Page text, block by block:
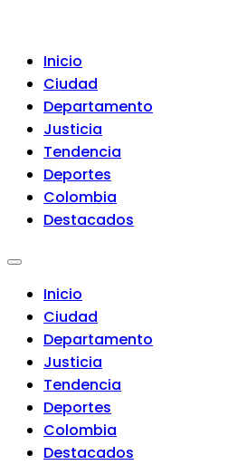
Inicio
Ciudad
Departamento
Justicia
Tendencia
Deportes
Colombia
Destacados
Inicio
Ciudad
Departamento
Justicia
Tendencia
Deportes
Colombia
Destacados